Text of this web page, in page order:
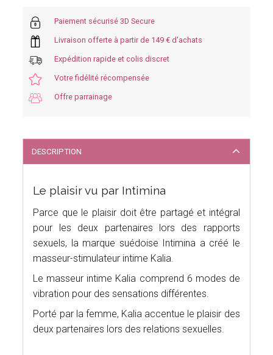
Paiement sécurisé 3D Secure
Livraison offerte à partir de 149 € d'achats
Expédition rapide et colis discret
Votre fidélité récompensée
Offre parrainage
DESCRIPTION
Le plaisir vu par Intimina
Parce que le plaisir doit être partagé et intégral
pour les deux partenaires lors des rapports
sexuels, la marque suédoise Intimina a créé le
masseur-stimulateur intime Kalia.
Le masseur intime Kalia comprend 6 modes de
vibration pour des sensations différentes.
Porté par la femme, Kalia accentue le plaisir des
deux partenaires lors des relations sexuelles.